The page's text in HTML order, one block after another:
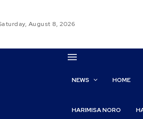
August 8, 2026
NEWS HOME
HARIMISA NORO